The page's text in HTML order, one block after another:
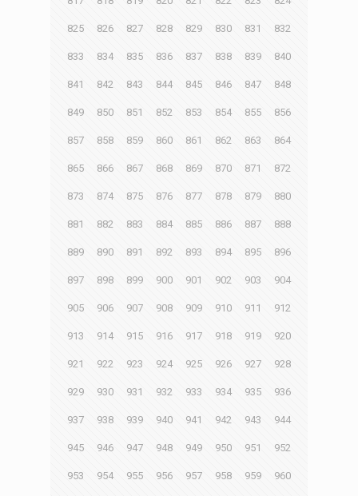
825 826 827 828 829 830 831 832
833 834 835 836 837 838 839 840
841 842 843 844 845 846 847 848
849 850 851 852 853 854 855 856
857 858 859 860 861 862 863 864
865 866 867 868 869 870 871 872
873 874 875 876 877 878 879 880
881 882 883 884 885 886 887 888
889 890 891 892 893 894 895 896
897 898 899 900 901 902 903 904
905 906 907 908 909 910 911 912
913 914 915 916 917 918 919 920
921 922 923 924 925 926 927 928
929 930 931 932 933 934 935 936
937 938 939 940 941 942 943 944
945 946 947 948 949 950 951 952
953 954 955 956 957 958 959 960